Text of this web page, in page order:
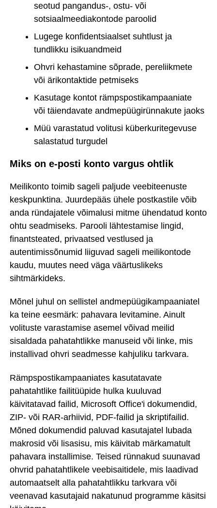
seotud pangandus-, ostu- või
sotsiaalmeediakontode paroolid
Lugege konfidentsiaalset suhtlust ja
tundlikku isikuandmeid
Ohvri kehastamine sõprade, pereliikmete
või ärikontaktide petmiseks
Kasutage kontot rämpspostikampaaniate
või täiendavate andmepüügirünnakute jaoks
Müü varastatud volitusi küberkuritegevuse
salastatud turgudel
Miks on e-posti konto vargus ohtlik
Meilikonto toimib sageli paljude veebiteenuste
keskpunktina. Juurdepääs ühele postkastile võib
anda ründajatele võimalusi mitme ühendatud konto
ohtu seadmiseks. Parooli lähtestamise lingid,
finantsteated, privaatsed vestlused ja
autentimissõnumid liiguvad sageli meilikontode
kaudu, muutes need väga väärtuslikeks
sihtmärkideks.
Mõnel juhul on sellistel andmepüügikampaaniatel
ka teine eesmärk: pahavara levitamine. Ainult
volituste varastamise asemel võivad meilid
sisaldada pahatahtlikke manuseid või linke, mis
installivad ohvri seadmesse kahjuliku tarkvara.
Rämpspostikampaaniates kasutatavate
pahatahtlike failitüüpide hulka kuuluvad
käivitatavad failid, Microsoft Office'i dokumendid,
ZIP- või RAR-arhiivid, PDF-failid ja skriptifailid.
Mõned dokumendid paluvad kasutajatel lubada
makrosid või lisasisu, mis käivitab märkamatult
pahavara installimise. Teised rünnakud suunavad
ohvrid pahatahtlikele veebisaitidele, mis laadivad
automaatselt alla pahatahtlikku tarkvara või
veenavad kasutajaid nakatunud programme käsitsi